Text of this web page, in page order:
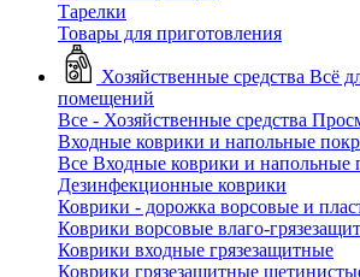
Тарелки
Товары для приготовления
Хозяйственные средства Всё
помещений
Все - Хозяйственные средства
Входные коврики и напольные
Все Входные коврики и напольные
Дезинфекционные коврики
Коврики - дорожка ворсовые и
Коврики ворсовые влаго-
Коврики входные грязезащитные
Коврики грязезащитные